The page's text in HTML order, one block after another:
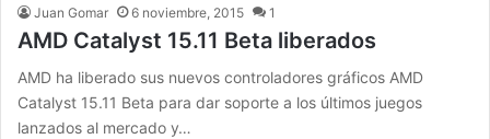
Juan Gomar 6 noviembre, 2015 1
AMD Catalyst 15.11 Beta liberados
AMD ha liberado sus nuevos controladores gráficos AMD
Catalyst 15.11 Beta para dar soporte a los últimos juegos
lanzados al mercado y…